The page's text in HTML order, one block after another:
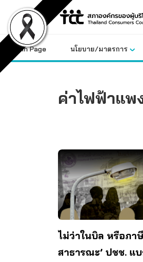
content
Main Page นโยบาย/มาตรการ
ค่าไฟฟ้าแพ
ไม่ว่าในบิล หรือภา
สาธารณะ’ ปชช. แ